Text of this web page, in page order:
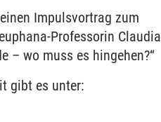
Impulsvortrag zum
Professorin Claudia
– wo muss es hingehen?“
gibt es unter: